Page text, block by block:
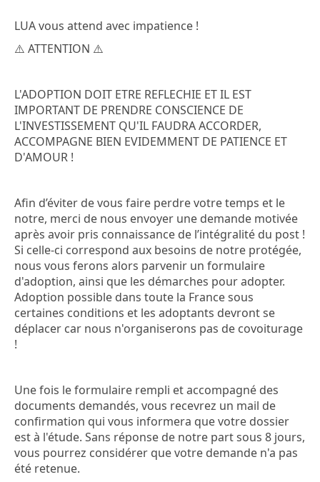
LUA vous attend avec impatience !
⚠️ ATTENTION ⚠️
L'ADOPTION DOIT ETRE REFLECHIE ET IL EST
IMPORTANT DE PRENDRE CONSCIENCE DE
L'INVESTISSEMENT QU'IL FAUDRA ACCORDER,
ACCOMPAGNE BIEN EVIDEMMENT DE PATIENCE ET
D'AMOUR !
Afin d’éviter de vous faire perdre votre temps et le
notre, merci de nous envoyer une demande motivée
après avoir pris connaissance de l’intégralité du post !
Si celle-ci correspond aux besoins de notre protégée,
nous vous ferons alors parvenir un formulaire
d'adoption, ainsi que les démarches pour adopter.
Adoption possible dans toute la France sous
certaines conditions et les adoptants devront se
déplacer car nous n'organiserons pas de covoiturage
!
Une fois le formulaire rempli et accompagné des
documents demandés, vous recevrez un mail de
confirmation qui vous informera que votre dossier
est à l'étude. Sans réponse de notre part sous 8 jours,
vous pourrez considérer que votre demande n'a pas
été retenue.